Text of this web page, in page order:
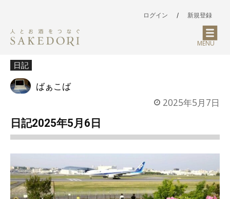
ログイン / 新規登録
MENU
日記
ばぁこば
2025年5月7日
日記2025年5月6日